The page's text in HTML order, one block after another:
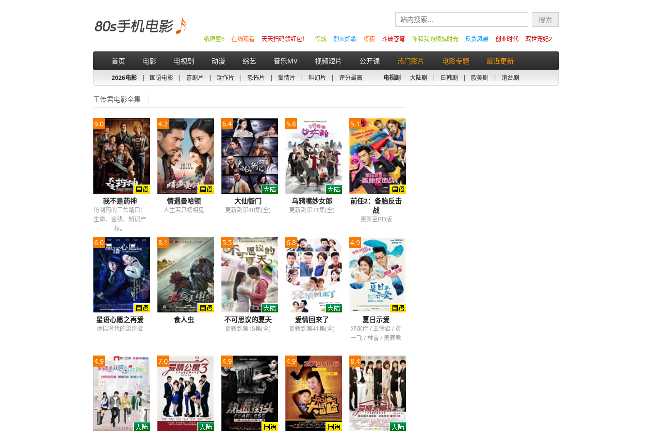
双世宠妃2
创业时代
反贪风暴
你和我的倾城时光
斗破苍穹
将夜
烈火如歌
悍城
天天扫码领红包！
在线观看
纸牌屋6
首页 电影 电视剧 动漫 综艺 音乐MV 视频短片 公开课 热门影片 电影专题 最近更新
2026电影 | 国语电影 | 喜剧片 | 动作片 | 恐怖片 | 爱情片 | 科幻片 | 评分最高 电视剧 大陆剧 | 日韩剧 | 欧美剧 | 港台剧
王传君电影全集
9.0
我不是药神
仿制药的三岔路口：
生命、金钱、知识产
权。
4.2
情遇曼哈顿
人生若只初相见
6.4
大仙衙门
更新到第40集(全)
5.8
乌鸦嘴妙女郎
更新到第31集(全)
5.1
前任2：备胎反击
战
更新至BD版
6.0
星语心愿之再爱
虚拟时代的离奇爱
3.1
食人虫
5.5
不可思议的夏天
更新到第15集(全)
6.8
爱情回来了
更新到第41集(全)
4.9
夏日示爱
邓家佳 / 王传君 / 黄
一飞 / 林雪 / 吴辰君
4.9 7.0 4.9 4.9 8.4